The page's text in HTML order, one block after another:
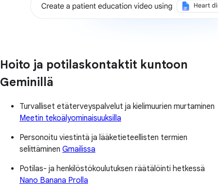
Hoito ja potilaskontaktit kuntoon
Geminillä
Turvalliset etäterveyspalvelut ja kielimuurien murtaminen
Meetin tekoälyominaisuuksilla
Personoitu viestintä ja lääketieteellisten termien
selittäminen Gmailissa
Potilas- ja henkilöstökoulutuksen räätälöinti hetkessä
Nano Banana Prolla